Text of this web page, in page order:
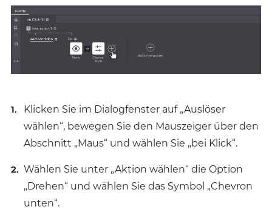
Klicken Sie im Dialogfenster auf „Auslöser
wählen“, bewegen Sie den Mauszeiger über den
Abschnitt „Maus“ und wählen Sie „bei Klick“.
Wählen Sie unter „Aktion wählen“ die Option
„Drehen“ und wählen Sie das Symbol „Chevron
unten“.